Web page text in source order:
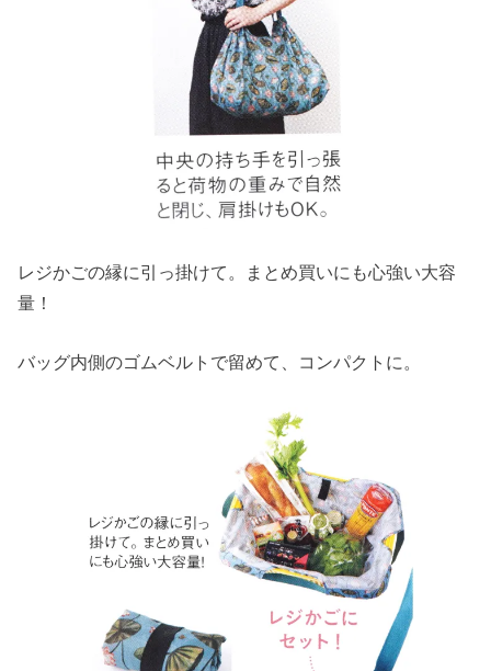
レジかごの縁に引っ掛けて。まとめ買いにも心強い大容
量！
バッグ内側のゴムベルトで留めて、コンパクトに。